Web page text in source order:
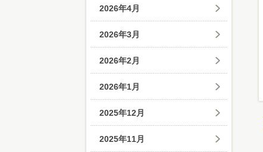
2026年4月
2026年3月
2026年2月
2026年1月
2025年12月
2025年11月